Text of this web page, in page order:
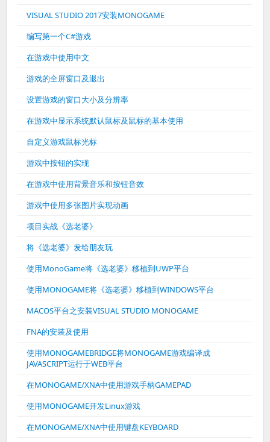
VISUAL STUDIO 2017安装MONOGAME
编写第一个C#游戏
在游戏中使用中文
游戏的全屏窗口及退出
设置游戏的窗口大小及分辨率
在游戏中显示系统默认鼠标及鼠标的基本使用
自定义游戏鼠标光标
游戏中按钮的实现
在游戏中使用背景音乐和按钮音效
游戏中使用多张图片实现动画
项目实战《选老婆》
将《选老婆》发给朋友玩
使用MonoGame将《选老婆》移植到UWP平台
使用MONOGAME将《选老婆》移植到WINDOWS平台
MACOS平台之安装VISUAL STUDIO MONOGAME
FNA的安装及使用
使用MONOGAMEBRIDGE将MONOGAME游戏编译成
JAVASCRIPT运行于WEB平台
在MONOGAME/XNA中使用游戏手柄GAMEPAD
使用MONOGAME开发Linux游戏
在MONOGAME/XNA中使用键盘KEYBOARD